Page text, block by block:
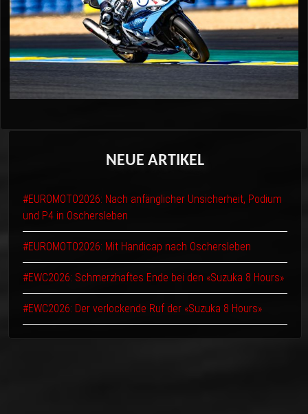
NEUE ARTIKEL
#EUROMOTO2026: Nach anfänglicher Unsicherheit, Podium
und P4 in Oschersleben
#EUROMOTO2026: Mit Handicap nach Oschersleben
#EWC2026: Schmerzhaftes Ende bei den «Suzuka 8 Hours»
#EWC2026: Der verlockende Ruf der «Suzuka 8 Hours»